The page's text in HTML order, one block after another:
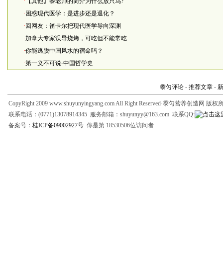
· 困惑现代医学：是进步还是退化？
· 回网友：笛卡尔把现代医学导向深渊
·加拿大专家误导烧烤，可吃但不能常吃
·你能逃脱中国风水的宿命吗？
·第一义不可说-中国哲学史
黍匀评论 - 推荐文章 -
CopyRight 2009 www.shuyunyingyang.com All Right Reserved·黍匀营养创造网 版权
联系电话：(0771)13078914345 服务邮箱：shuyunyy@163.com 联系QQ:
备案号： 桂ICP备09002927号 你是第 18530506位访问者